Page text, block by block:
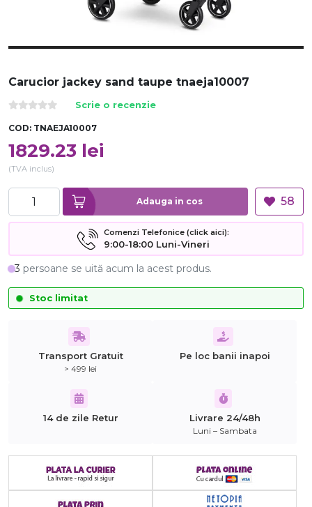
Carucior jackey sand taupe tnaeja10007
Scrie o recenzie
COD: TNAEJA10007
1829.23 lei
(TVA inclus)
Adauga in cos 58
Comenzi Telefonice (click aici):
9:00-18:00 Luni-Vineri
3 persoane se uită acum la acest produs.
Stoc limitat
Transport Gratuit
> 499 lei
Pe loc banii inapoi
14 de zile Retur Livrare 24/48h
Luni – Sambata